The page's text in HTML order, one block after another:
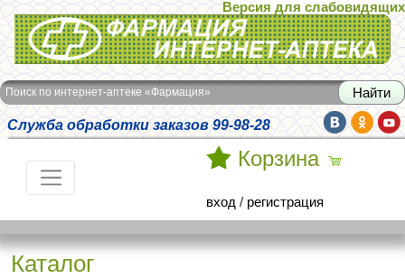
Интернет-аптека Фармация
Версия для слабовидящих
Поиск по интернет-аптеке «Фармация»
Служба обработки заказов 99-98-28
Корзина
вход / регистрация
Каталог